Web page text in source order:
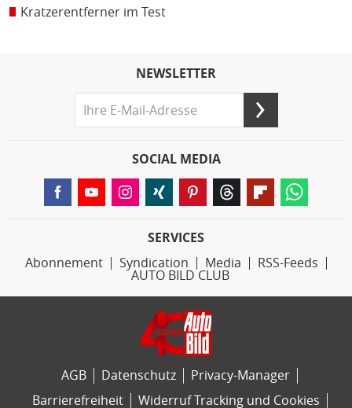
Kratzerentferner im Test
NEWSLETTER
SOCIAL MEDIA
SERVICES
Abonnement
Syndication Media
RSS-Feeds
AUTO BILD CLUB
AGB Datenschutz
Privacy-Manager
Barrierefreiheit
Widerruf Tracking und Cookies